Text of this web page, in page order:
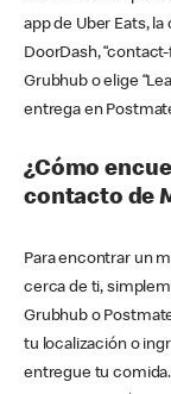
app de Uber Eats, la
DoorDash,
Grubhub o elige
entrega en
¿Cómo
contacto de
Para encontrar un
cerca de ti,
Grubhub o
tu localización o
entregue tu